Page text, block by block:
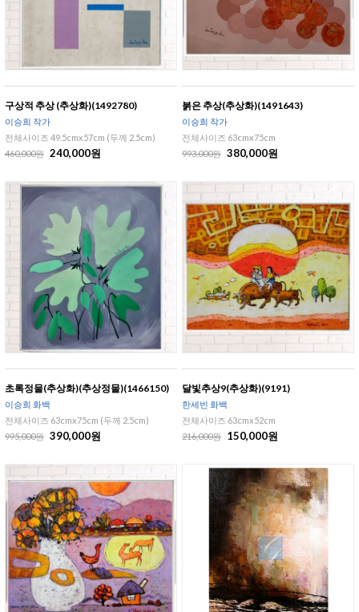
구상적 추상 (추상화)(1492780)
이승희 작가
전체사이즈 49.5cmx57cm (두께 2.5cm)
460,000원 240,000원
붉은 추상(추상화)(1491643)
이승희 작가
전체사이즈 63cmx75cm
993,000원 380,000원
초록정물(추상화)(추상정물)(1466150)
이승희 화백
전체사이즈 63cmx75cm (두께 2.5cm)
995,000원 390,000원
달빛추상9(추상화)(9191)
한세빈 화백
전체사이즈 63cmx52cm
216,000원
150,000원